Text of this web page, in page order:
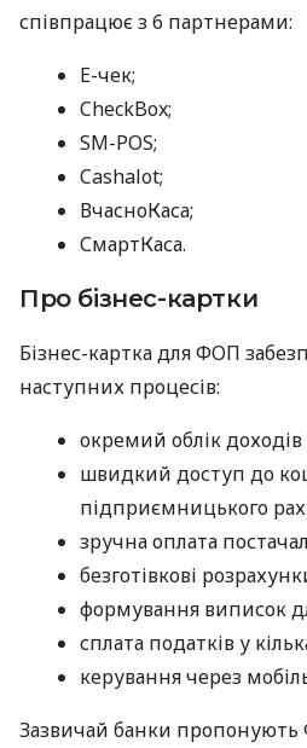
співпрацює з 6 партнерами:
E-чек;
CheckBox;
SM-POS;
Cashalot;
ВчасноКаса;
СмартКаса.
Про бізнес-картки
Бізнес-картка для ФОП
наступних процесів:
окремий облік доходів
швидкий доступ до
підприємницького
зручна оплата
безготівкові
формування виписок
сплата податків у
керування через
Зазвичай банки